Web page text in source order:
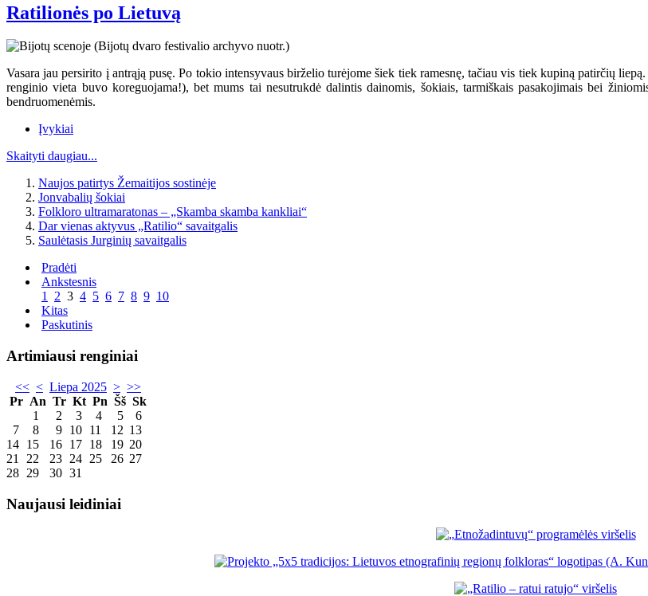
Ratilionės po Lietuvą
Vasara jau persirito į antrąją pusę. Po tokio intensyvaus birželio turėjome šiek tiek ramesnę, tačiau vis tiek kupiną patirčių
renginio vieta buvo koreguojama!), bet mums tai nesutrukdė dalintis dainomis, šokiais, tarmiškais pasakojimais bei
bendruomenėmis.
Įvykiai
Skaityti daugiau...
Naujos patirtys Žemaitijos sostinėje
Jonvabalių šokiai
Folkloro ultramaratonas – „Skamba skamba kankliai“
Dar vienas aktyvus „Ratilio“ savaitgalis
Saulėtasis Jurginių savaitgalis
Pradėti
Ankstesnis
1 2 3 4 5 6 7 8 9 10
Kitas
Paskutinis
Artimiausi renginiai
<< < Liepa 2025 > >>
Pr An Tr Kt Pn Šš Sk
1
2 3 4 5
6
7
8 9 10 11 12 13
14 15 16 17 18 19 20
21
22 23 24 25 26 27
28 29 30 31
Naujausi leidiniai